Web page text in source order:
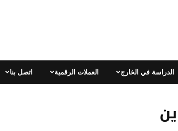
اتصل بنا العملات الرقمية الدراسة في الخارج